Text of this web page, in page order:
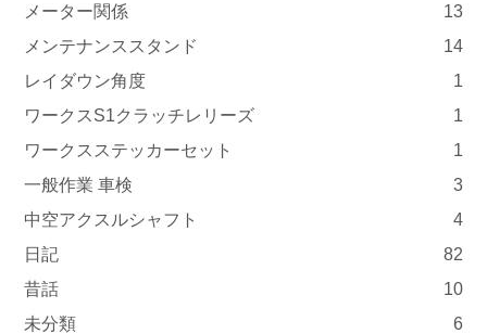
メーター関係
13
メンテナンススタンド
14
レイダウン角度
1
ワークスS1クラッチレリーズ
1
ワークスステッカーセット
1
一般作業 車検
3
中空アクスルシャフト
4
日記
82
昔話
10
未分類
6